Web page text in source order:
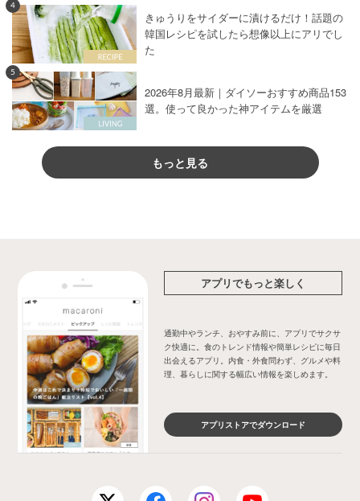
4
きゅうりをサイダーに漬けるだけ！話題の
韓国レシピを試したら想像以上にアリでし
た
5
2026年8月最新｜ダイソーおすすめ商品153
選。使って良かった神アイテムを厳選
もっと見る
アプリでもっと楽しく
通勤中やランチ、おやすみ前に、アプリでサクサ
ク快適に。食のトレンド情報や簡単レシピに毎日
出会えるアプリ。内食・外食問わず、グルメや料
理、暮らしに関する幅広い情報を楽しめます。
アプリストアでダウンロード